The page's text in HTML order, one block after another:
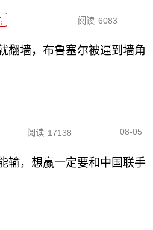
阅读 6083
翻墙，布鲁塞尔被逼到墙角
阅读 17138 08-05
输，想赢一定要和中国联手